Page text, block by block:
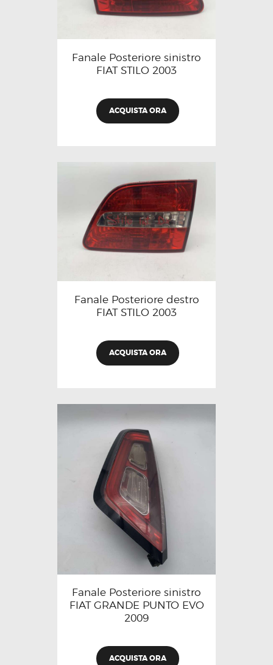
Fanale Posteriore sinistro
FIAT STILO 2003
ACQUISTA ORA
Fanale Posteriore destro
FIAT STILO 2003
ACQUISTA ORA
Fanale Posteriore sinistro
FIAT GRANDE PUNTO EVO
2009
ACQUISTA ORA